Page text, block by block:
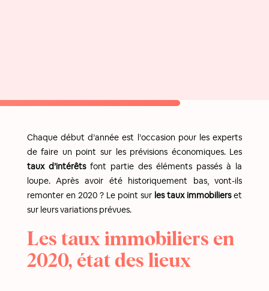
Chaque début d’année est l’occasion pour les experts
de faire un point sur les prévisions économiques. Les
taux d’intérêtsfont partie des éléments passés à la
loupe. Après avoir été historiquement bas, vont-ils
remonter en 2020 ? Le point sur les taux immobilierset
sur leurs variations prévues.
Les taux immobiliers en
2020, état des lieux